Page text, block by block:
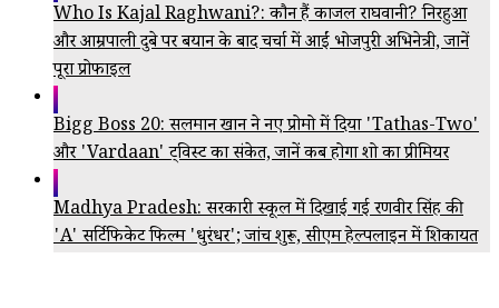
Who Is Kajal Raghwani?: कौन हैं काजल राघवानी? निरहुआ
और आम्रपाली दुबे पर बयान के बाद चर्चा में आईं भोजपुरी अभिनेत्री, जानें
पूरा प्रोफाइल
Bigg Boss 20: सलमान खान ने नए प्रोमो में दिया 'Tathas-Two'
और 'Vardaan' ट्विस्ट का संकेत, जानें कब होगा शो का प्रीमियर
Madhya Pradesh: सरकारी स्कूल में दिखाई गई रणवीर सिंह की
'A' सर्टिफिकेट फिल्म 'धुरंधर'; जांच शुरू, सीएम हेल्पलाइन में शिकायत